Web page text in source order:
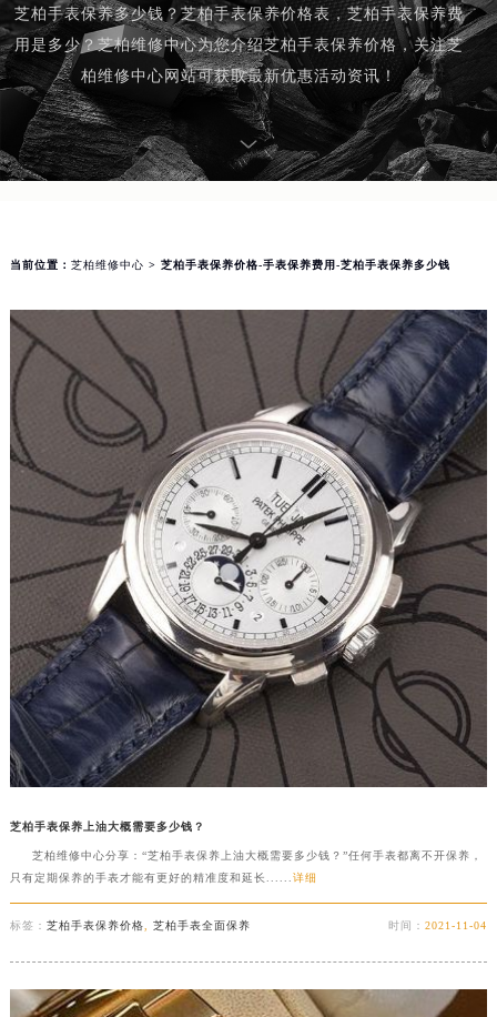
芝柏手表保养多少钱？芝柏手表保养价格表，芝柏手表保养费
用是多少？芝柏维修中心为您介绍芝柏手表保养价格，关注芝
柏维修中心网站可获取最新优惠活动资讯！
当前位置： 芝柏维修中心 > 芝柏手表保养价格-手表保养费用-芝柏手表保养多少钱
芝柏手表保养上油大概需要多少钱？
芝柏维修中心分享：“芝柏手表保养上油大概需要多少钱？”任何手表都离不开保养，
只有定期保养的手表才能有更好的精准度和延长......详细
标签： 芝柏手表保养价格, 芝柏手表全面保养 时间：2021-11-04